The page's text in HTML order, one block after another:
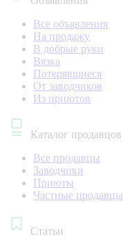
Все объявления
На продажу
В добрые руки
Вязка
Потерявшиеся
От заводчиков
Из приютов
Каталог продавцов
Все продавцы
Заводчики
Приюты
Частные продавцы
Статьи